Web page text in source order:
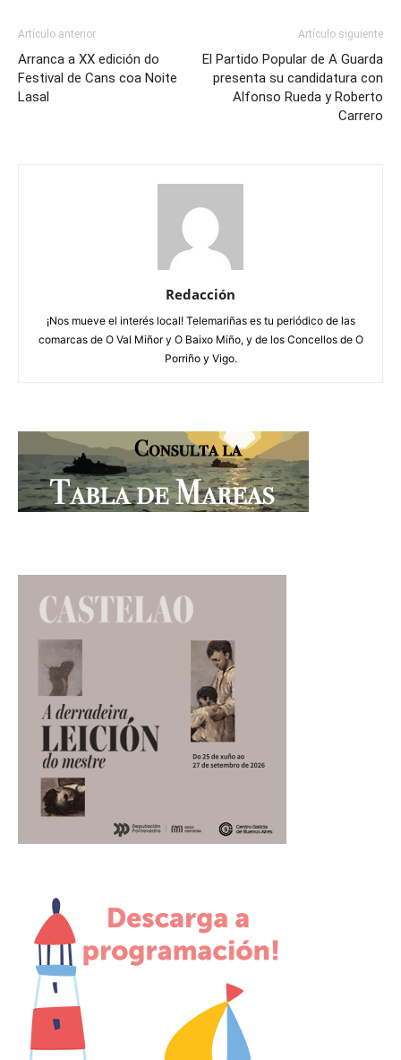
Artículo anterior
Arranca a XX edición do
Festival de Cans coa Noite
Lasal
Artículo siguiente
El Partido Popular de A Guarda
presenta su candidatura con
Alfonso Rueda y Roberto
Carrero
Redacción
¡Nos mueve el interés local! Telemariñas es tu periódico de las
comarcas de O Val Miñor y O Baixo Miño, y de los Concellos de O
Porriño y Vigo.